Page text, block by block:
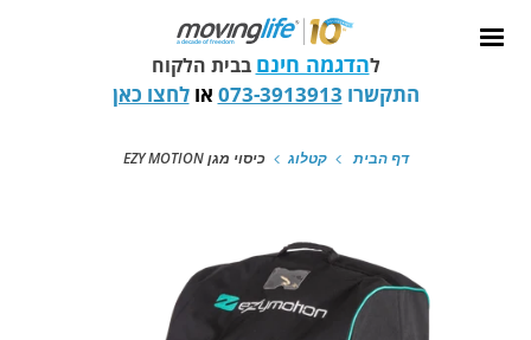
להדגמה חינם בבית הלקוח
התקשרו 073-3913913 או לחצו כאן
דף הבית קטלוג כיסוי מגן EZY MOTION